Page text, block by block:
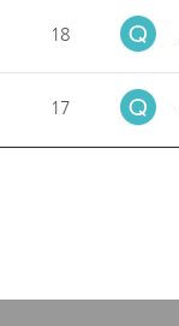
18
17